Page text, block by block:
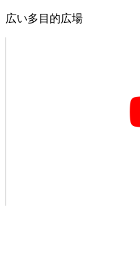
広い多目的広場